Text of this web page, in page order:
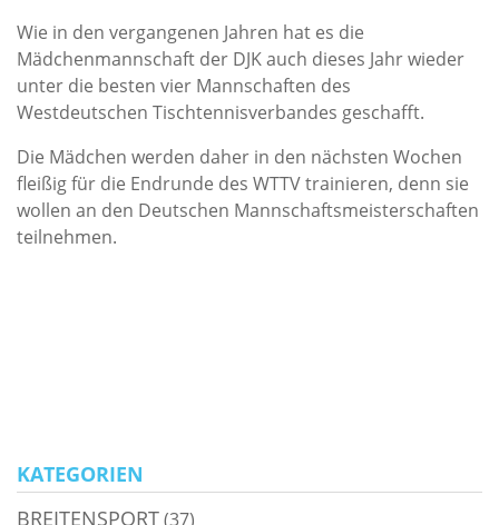
Wie in den vergangenen Jahren hat es die
Mädchenmannschaft der DJK auch dieses Jahr wieder
unter die besten vier Mannschaften des
Westdeutschen Tischtennisverbandes geschafft.
Die Mädchen werden daher in den nächsten Wochen
fleißig für die Endrunde des WTTV trainieren, denn sie
wollen an den Deutschen Mannschaftsmeisterschaften
teilnehmen.
KATEGORIEN
BREITENSPORT(37)